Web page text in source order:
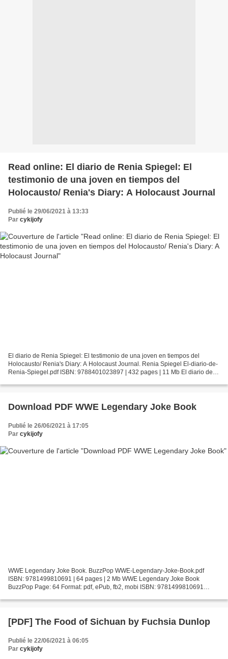
Read online: El diario de Renia Spiegel: El
testimonio de una joven en tiempos del
Holocausto/ Renia's Diary: A Holocaust Journal
Publié le 29/06/2021 à 13:33
Par cykijofy
El diario de Renia Spiegel: El testimonio de una joven en tiempos del
Holocausto/ Renia's Diary: A Holocaust Journal. Renia Spiegel El-diario-de-
Renia-Spiegel.pdf ISBN: 9788401023897 | 432 pages | 11 Mb El diario de
Download PDF WWE Legendary Joke Book
Publié le 26/06/2021 à 17:05
Par cykijofy
WWE Legendary Joke Book. BuzzPop WWE-Legendary-Joke-Book.pdf
ISBN: 9781499810691 | 64 pages | 2 Mb WWE Legendary Joke Book
BuzzPop Page: 64 Format: pdf, ePub, fb2, mobi ISBN: 9781499810691
[PDF] The Food of Sichuan by Fuchsia Dunlop
Publié le 22/06/2021 à 06:05
Par cykijofy